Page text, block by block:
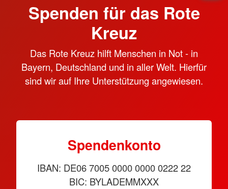
Spenden für das Rote
Kreuz
Das Rote Kreuz hilft Menschen in Not - in
Bayern, Deutschland und in aller Welt. Hierfür
sind wir auf Ihre Unterstützung angewiesen.
Spendenkonto
IBAN: DE06 7005 0000 0000 0222 22
BIC: BYLADEMMXXX